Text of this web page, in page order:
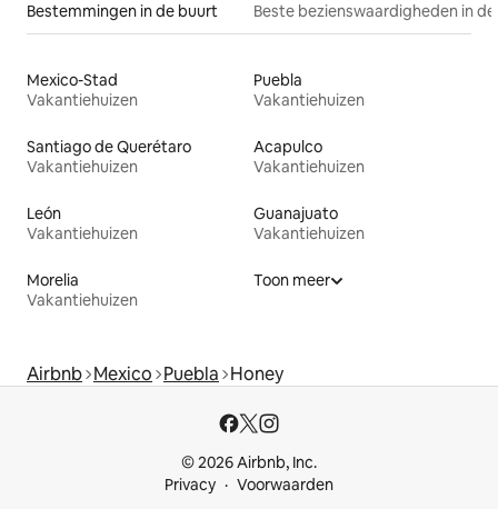
Bestemmingen in de buurt Beste bezienswaardigheden in
Mexico-Stad
Vakantiehuizen
Puebla
Vakantiehuizen
Santiago de Querétaro
Vakantiehuizen
Acapulco
Vakantiehuizen
León
Vakantiehuizen
Guanajuato
Vakantiehuizen
Morelia
Vakantiehuizen
Toon meer
Airbnb Mexico Puebla Honey
© 2026 Airbnb, Inc.
Privacy
Voorwaarden